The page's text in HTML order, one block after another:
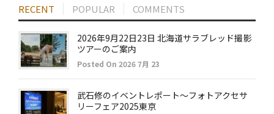
RECENT POPULAR COMMENTS
2026年9月22日23日 北海道サラブレッド撮影
ツアーのご案内
Posted On 2026 7月 23
武石修のイベントレポート～フォトアクセサ
リーフェア2025東京